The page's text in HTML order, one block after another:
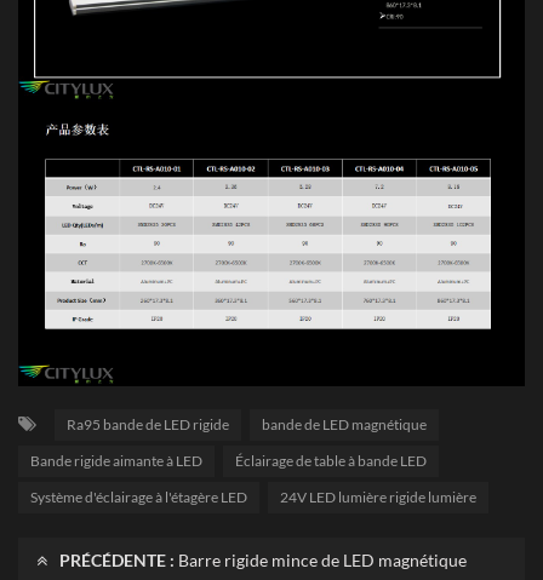
Ra95 bande de LED rigide
bande de LED magnétique
Bande rigide aimante à LED
Éclairage de table à bande LED
Système d'éclairage à l'étagère LED
24V LED lumière rigide lumière
PRÉCÉDENTE : Barre rigide mince de LED magnétique